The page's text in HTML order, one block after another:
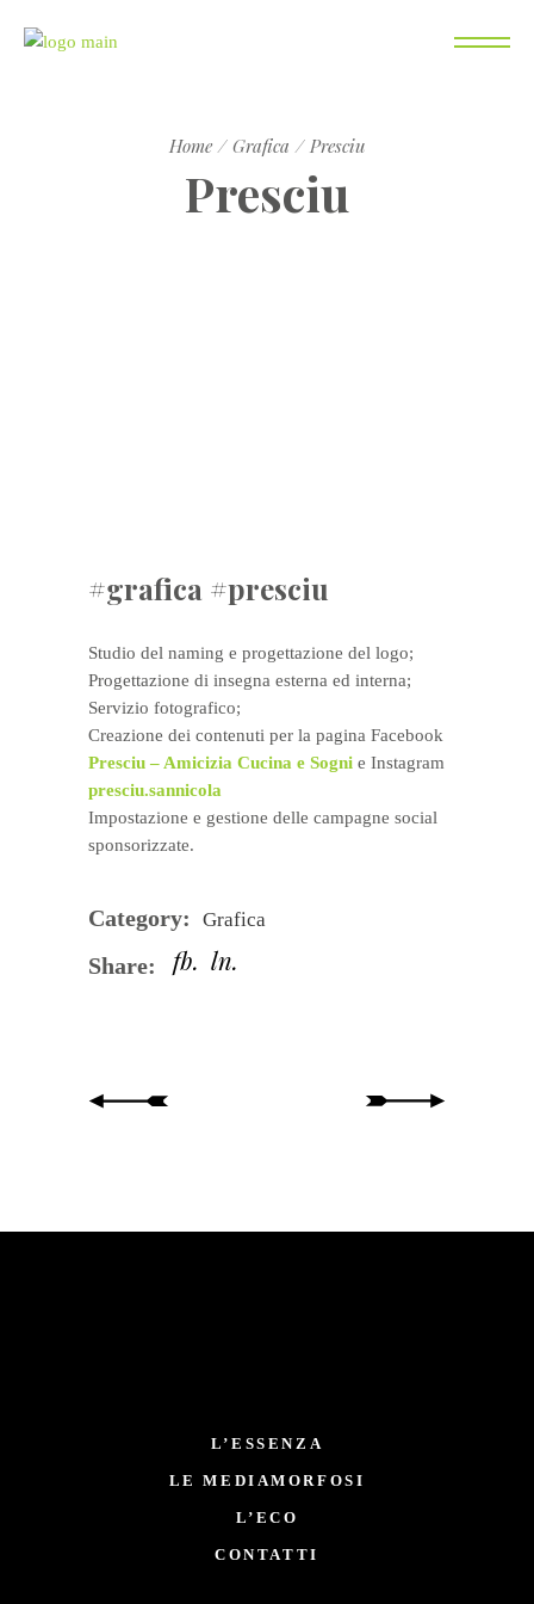
Home Grafica Presciu
Presciu
#grafica #presciu
Studio del naming e progettazione del logo;
Progettazione di insegna esterna ed interna;
Servizio fotografico;
Creazione dei contenuti per la pagina Facebook
Presciu – Amicizia Cucina e Sogni e Instagram
presciu.sannicola
Impostazione e gestione delle campagne social
sponsorizzate.
Category: Grafica
Share: fb ln
L’ESSENZA
LE MEDIAMORFOSI
L’ECO
CONTATTI